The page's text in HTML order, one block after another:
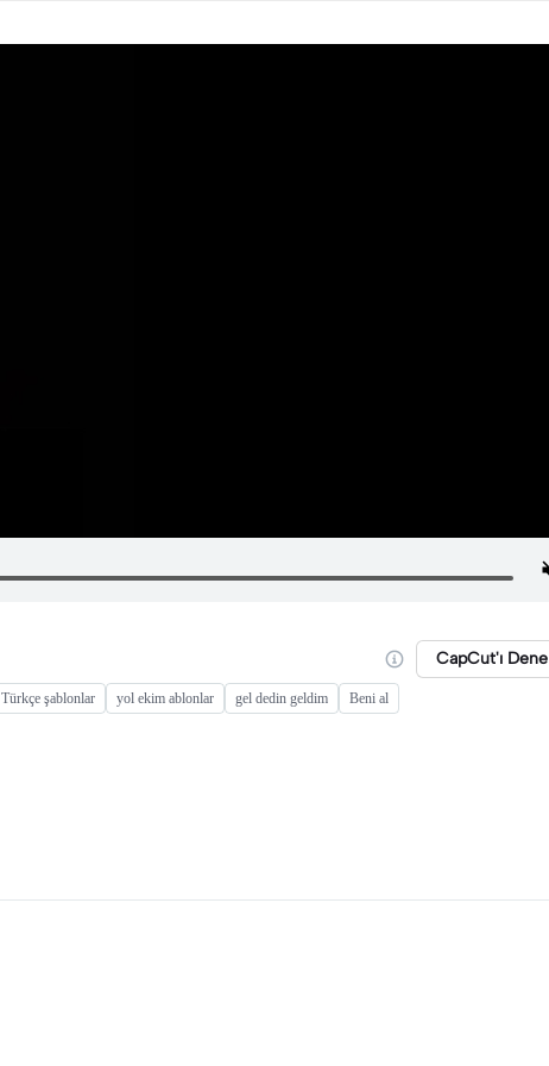
CapCut'ı Dene
Türkçe şablonlar yol ekim ablonlar gel dedin geldim Beni al